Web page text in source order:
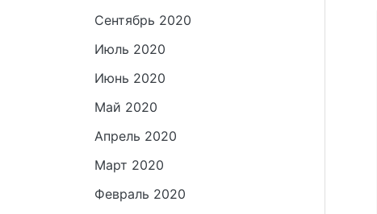
Сентябрь 2020
Июль 2020
Июнь 2020
Май 2020
Апрель 2020
Март 2020
Февраль 2020